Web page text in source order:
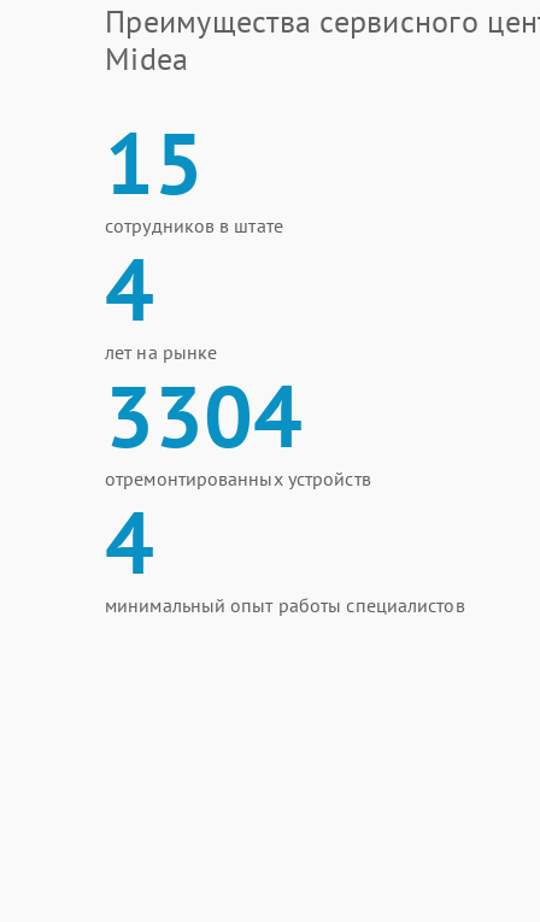
Преимущества сервисного
Midea
15
сотрудников в штате
4
лет на рынке
3304
отремонтированных устройств
4
минимальный опыт работы специалистов